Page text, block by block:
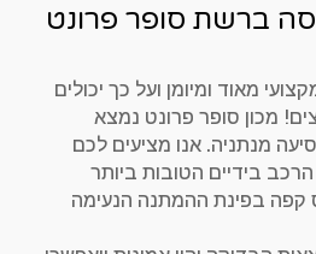
ברשת סופר פרונט
מאוד ומיומן ועל כך יכולים
מכון סופר פרונט נמצא
18 דקות נסיעה מנתניה. אנו מציעים לכם
בידיים הטובות ביותר
קפה בפינת ההמתנה הנעימה